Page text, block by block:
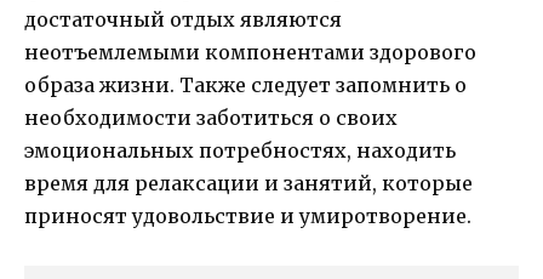
достаточный отдых являются
неотъемлемыми компонентами здорового
образа жизни. Также следует запомнить о
необходимости заботиться о своих
эмоциональных потребностях, находить
время для релаксации и занятий, которые
приносят удовольствие и умиротворение.